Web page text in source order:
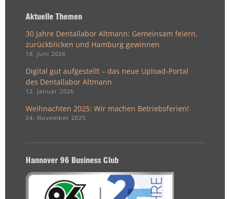
Aktuelle Themen
30 Jahre Dentallabor Altmann: Gemeinsam feiern,
zurückblicken und Hamburg gewinnen
18. Juni 2026
Digital gut aufgestellt – das neue Upload-Portal
des Dentallabor Altmann
12. Januar 2026
Weihnachten 2025: Wir machen Betriebsferien!
24. November 2025
Hannover 96 Business Club